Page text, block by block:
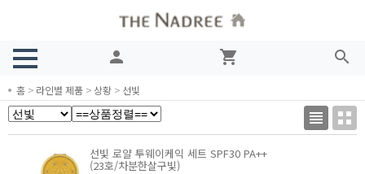
person shopping_cart search
홈 > 라인별 제품 >상황 > 선빛
선빛 로얄 투웨이케익 세트 SPF30 PA++
(23호/차분한살구빛)